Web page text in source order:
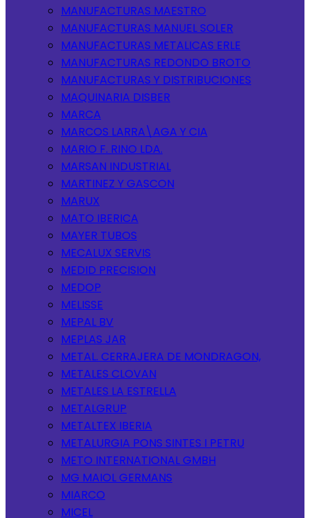
MANUFACTURAS MAESTRO
MANUFACTURAS MANUEL SOLER
MANUFACTURAS METALICAS ERLE
MANUFACTURAS REDONDO BROTO
MANUFACTURAS Y DISTRIBUCIONES
MAQUINARIA DISBER
MARCA
MARCOS LARRA\AGA Y CIA
MARIO F. RINO LDA.
MARSAN INDUSTRIAL
MARTINEZ Y GASCON
MARUX
MATO IBERICA
MAYER TUBOS
MECALUX SERVIS
MEDID PRECISION
MEDOP
MELISSE
MEPAL BV
MEPLAS JAR
METAL. CERRAJERA DE MONDRAGON,
METALES CLOVAN
METALES LA ESTRELLA
METALGRUP
METALTEX IBERIA
METALURGIA PONS SINTES I PETRU
METO INTERNATIONAL GMBH
MG MAIOL GERMANS
MIARCO
MICEL